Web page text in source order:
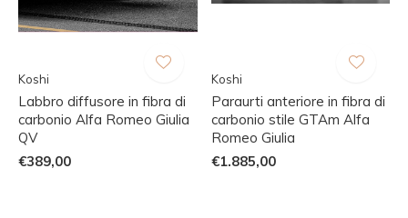
Koshi
Labbro diffusore in fibra di
carbonio Alfa Romeo Giulia
QV
€389,00
Koshi
Paraurti anteriore in fibra di
carbonio stile GTAm Alfa
Romeo Giulia
€1.885,00